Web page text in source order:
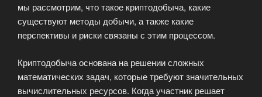
мы рассмотрим, что такое криптодобыча, какие
существуют методы добычи, а также какие
перспективы и риски связаны с этим процессом.
Криптодобыча основана на решении сложных
математических задач, которые требуют значительных
вычислительных ресурсов. Когда участник решает